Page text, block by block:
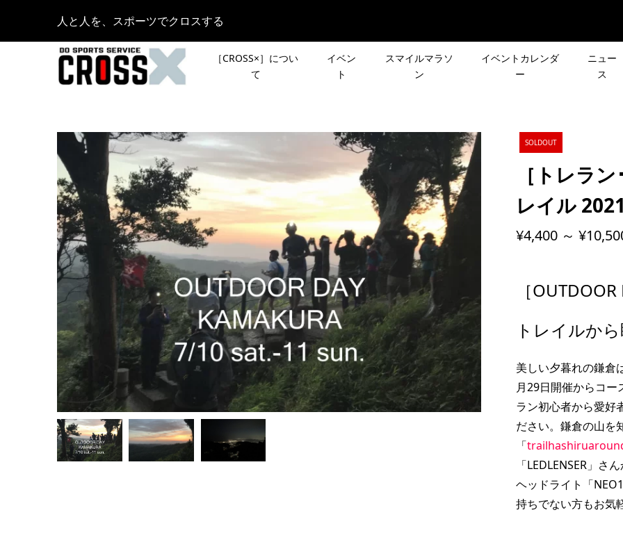
人と人を、スポーツでクロスする
［CROSS×］につい
て
イベン
ト
スマイルマラソ
ン
イベントカレンダ
ー
ニュー
ス
2023.08.28 2023.04.03
【イベント情報】申し込みは
6月3日（月）まで！HOKA
DOWNHILL RUNが原宿と...
2024.06.01
ベント情報
［NEWS］12月後半のイベン
ト情報
2021.12.12
［NEWS］5月のイベント
報まとめ
2021.05.05
皆さんの声で行き先が決まる
登山イベント「第2回 リクエ
［新シリーズ企画］皆さ
声で行き先が決まる登山
ント「リクエスト登山」
12月26日(日)［CROSS×忘年
会］で1年の締めくくり！
皆さんの声で行き先が決
SOLDOUT
［トレラ
レイル
¥4,400 ～
［
トレイルか
美しい夕暮れの鎌倉
月29日開催からコ
ラン初心者から愛好
ださい。鎌倉の山を
「
「LEDLENSER」
ヘッドライト「
持ちでない方もお気